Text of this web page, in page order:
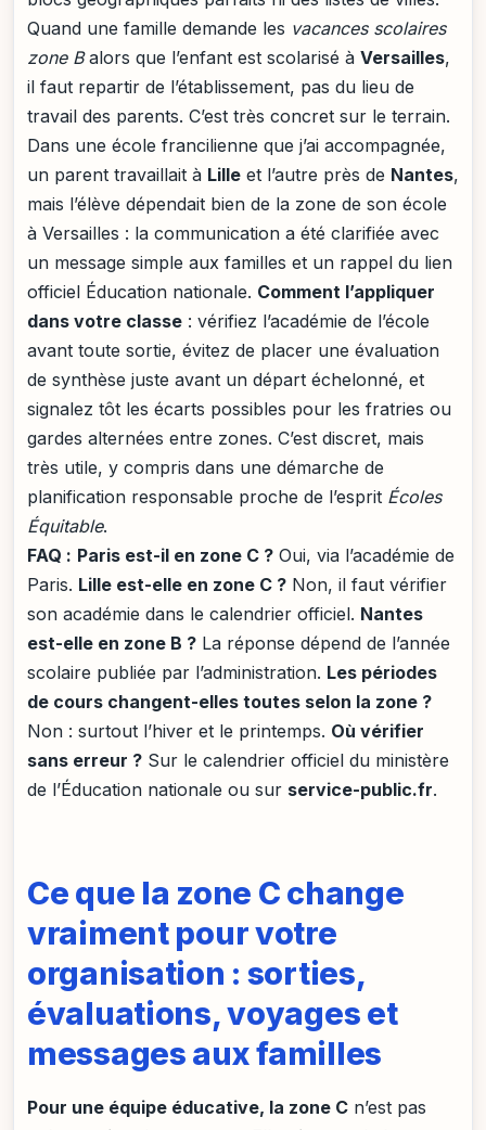
Quand une famille demande les vacances scolaires
zone Balors que l’enfant est scolarisé à Versailles,
il faut repartir de l’établissement, pas du lieu de
travail des parents. C’est très concret sur le terrain.
Dans une école francilienne que j’ai accompagnée,
un parent travaillait à Lille et l’autre près de Nantes,
mais l’élève dépendait bien de la zone de son école
à Versailles : la communication a été clarifiée avec
un message simple aux familles et un rappel du lien
officiel Éducation nationale. Comment l’appliquer
dans votre classe : vérifiez l’académie de l’école
avant toute sortie, évitez de placer une évaluation
de synthèse juste avant un départ échelonné, et
signalez tôt les écarts possibles pour les fratries ou
gardes alternées entre zones. C’est discret, mais
très utile, y compris dans une démarche de
planification responsable proche de l’esprit Écoles
Équitable.
FAQ : Paris est-il en zone C ? Oui, via l’académie de
Paris. Lille est-elle en zone C ? Non, il faut vérifier
son académie dans le calendrier officiel. Nantes
est-elle en zone B ? La réponse dépend de l’année
scolaire publiée par l’administration. Les périodes
de cours changent-elles toutes selon la zone ?
Non : surtout l’hiver et le printemps. Où vérifier
sans erreur ? Sur le calendrier officiel du ministère
de l’Éducation nationale ou sur service-public.fr.
Ce que la zone C change
vraiment pour votre
organisation : sorties,
évaluations, voyages et
messages aux familles
Pour une équipe éducative, la zone C n’est pas